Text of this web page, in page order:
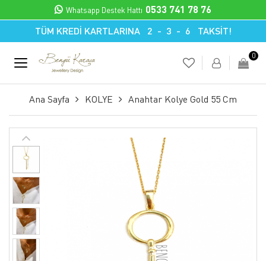
TÜM KREDİ KARTLARINA 2 - 3 - 6 TAKSİT!
Whatsapp Destek Hattı 0533 741 78 76
0
Ana Sayfa KOLYE Anahtar Kolye Gold 55 Cm